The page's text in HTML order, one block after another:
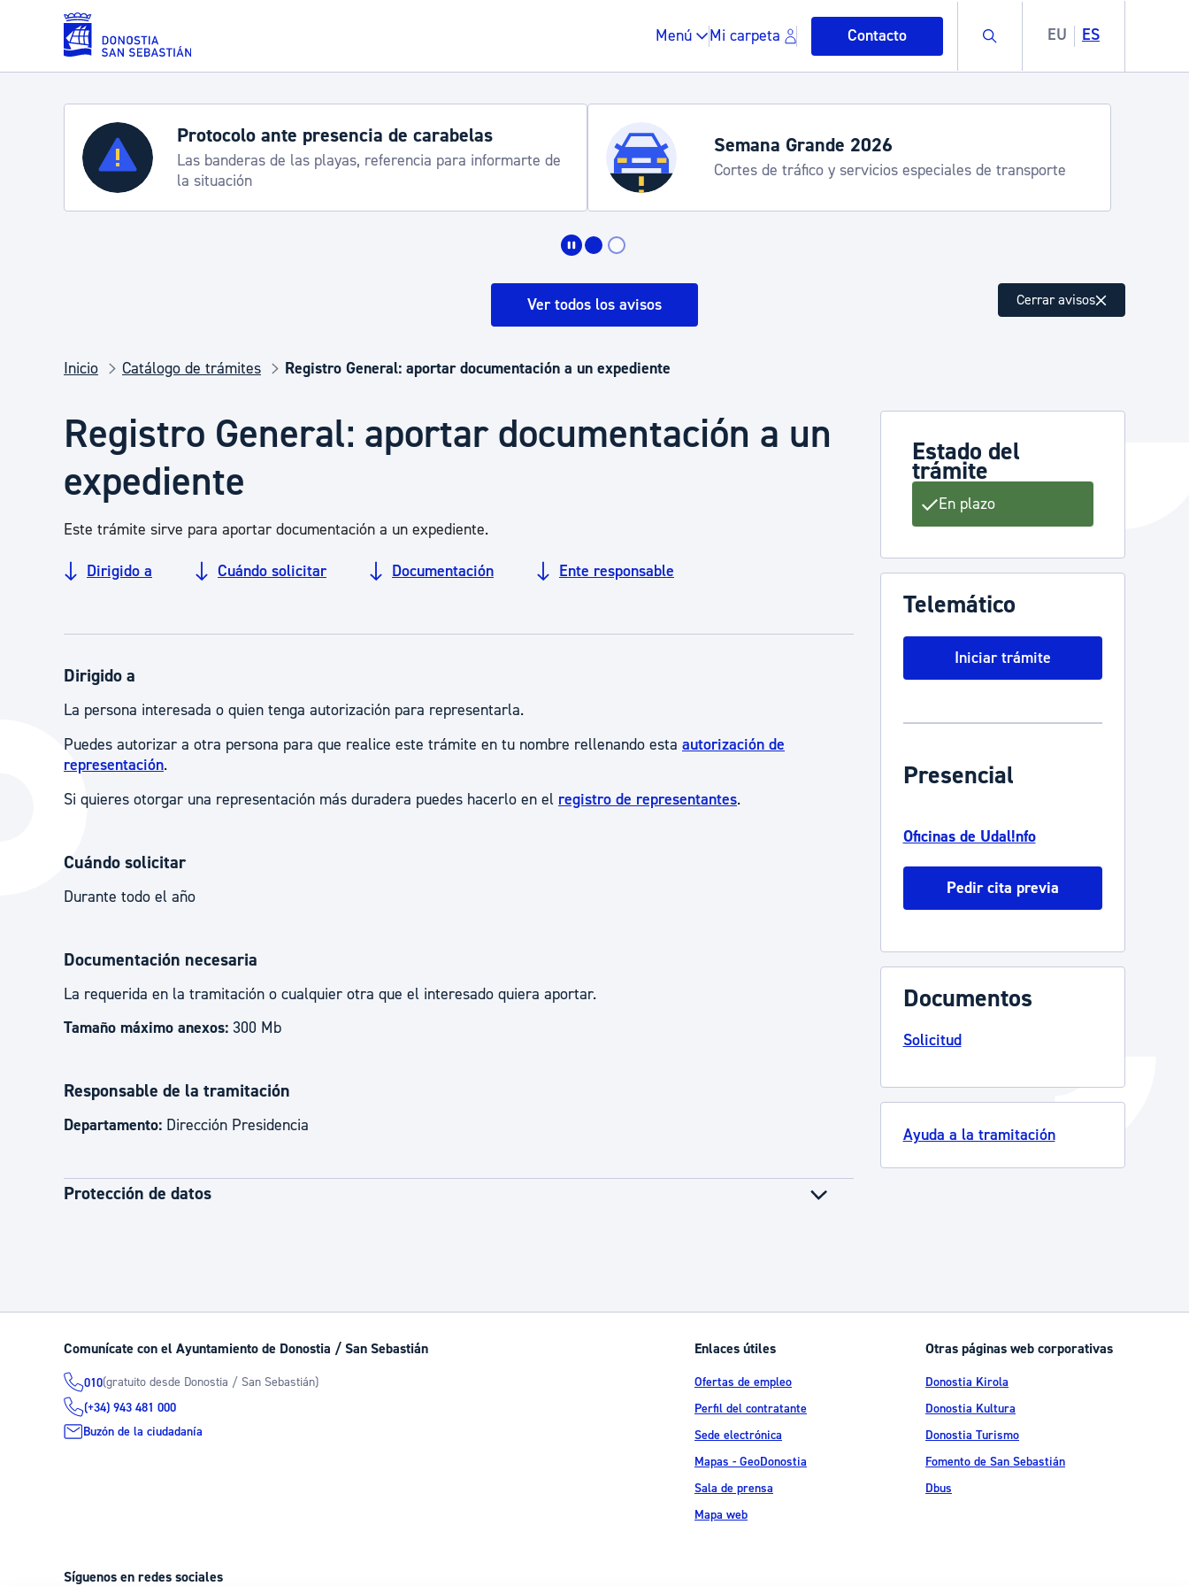
Saltar al contenido principal
Menú Mi carpeta Contacto Buscar EU ES
Servicios
Padrón y asuntos personales
Espacio público, residuos y medioambiente
Salud Pública, animales y consumo
Infancia y juventud
Deporte
La ciudad Actualidad Administración municipal
Ayuda a la tramitación
Protocolo ante presencia de carabelas
Las banderas de las playas, referencia para informarte de
la situación
Semana Grande 2026
Cortes de tráfico y servicios especiales de transporte
Ver todos los avisos Cerrar avisos
Inicio Catálogo de trámites Registro General: aportar documentación a un expediente
Registro General: aportar documentación a un
expediente
Este trámite sirve para aportar documentación a un expediente.
Dirigido a Cuándo solicitar Documentación Ente responsable
Dirigido a
La persona interesada o quien tenga autorización para representarla.
Puedes autorizar a otra persona para que realice este trámite en tu nombre rellenando esta autorización de
representación.
Si quieres otorgar una representación más duradera puedes hacerlo en el registro de representantes.
Cuándo solicitar
Durante todo el año
Documentación necesaria
La requerida en la tramitación o cualquier otra que el interesado quiera aportar.
Tamaño máximo anexos: 300 Mb
Responsable de la tramitación
Departamento: Dirección Presidencia
Protección de datos
Estado del
trámite
En plazo
Telemático
Iniciar trámite
Presencial
Oficinas de Udal!nfo
Pedir cita previa
Documentos
Solicitud
Ayuda a la tramitación
Comunícate con el Ayuntamiento de Donostia / San Sebastián
010(gratuito desde Donostia / San Sebastián)
(+34) 943 481 000
Buzón de la ciudadanía
Enlaces útiles
Ofertas de empleo
Perfil del contratante
Sede electrónica
Mapas - GeoDonostia
Sala de prensa
Mapa web
Otras páginas web corporativas
Donostia Kirola
Donostia Kultura
Donostia Turismo
Fomento de San Sebastián
Dbus
Síguenos en redes sociales